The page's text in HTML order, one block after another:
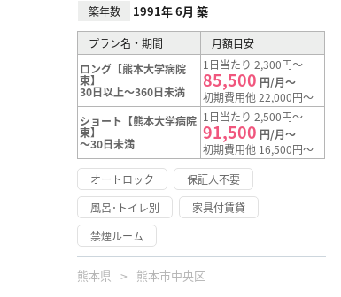
築年数 1991年 6月 築
プラン名・期間
月額目安
ロング【熊本大学病院
東】
30日以上～360日未満
1日当たり 2,300円～
85,500 円/月～
初期費用他 22,000円～
ショート【熊本大学病院
東】
～30日未満
1日当たり 2,500円～
91,500 円/月～
初期費用他 16,500円～
オートロック
保証人不要
風呂･トイレ別
家具付賃貸
禁煙ルーム
熊本県 熊本市中央区